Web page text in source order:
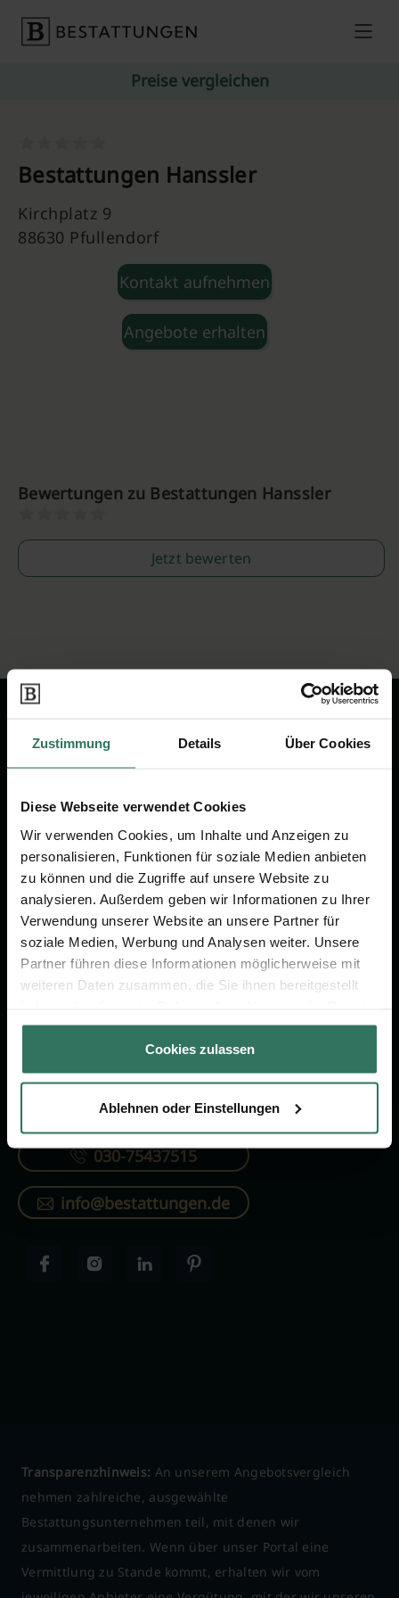
Zustimmung Details Über Cookies
Diese Webseite verwendet Cookies
Wir verwenden Cookies, um Inhalte und Anzeigen zu
personalisieren, Funktionen für soziale Medien anbieten
zu können und die Zugriffe auf unsere Website zu
analysieren. Außerdem geben wir Informationen zu Ihrer
Verwendung unserer Website an unsere Partner für
soziale Medien, Werbung und Analysen weiter. Unsere
Partner führen diese Informationen möglicherweise mit
weiteren Daten zusammen, die Sie ihnen bereitgestellt
gesammelt haben.
Cookies zulassen
Ablehnen oder Einstellungen
Preise vergleichen
Bestattungen Hanssler
Kirchplatz 9
88630 Pfullendorf
Kontakt aufnehmen
Angebote erhalten
Bewertungen zu Bestattungen Hanssler
Jetzt bewerten
Wir sind Ihr Ansprechpartner rund
Vorsorge.
Jetzt beraten lassen
FÜR SIE
Vergleich
Verzeichnis
FÜR BESTATTER
Online-Portal
KONTAKTIEREN SIE UNS
030-75437515
info@bestattungen.de
Transparenzhinweis: An unserem Angebotsvergleich
nehmen zahlreiche, ausgewählte
Bestattungsunternehmen teil, mit denen wir
zusammenarbeiten. Wenn über unser Portal eine
Vermittlung zu Stande kommt, erhalten wir vom